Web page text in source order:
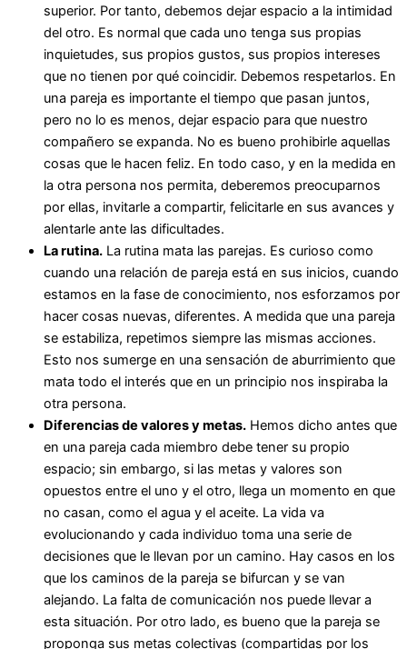
superior. Por tanto, debemos dejar espacio a la intimidad
del otro. Es normal que cada uno tenga sus propias
inquietudes, sus propios gustos, sus propios intereses
que no tienen por qué coincidir. Debemos respetarlos. En
una pareja es importante el tiempo que pasan juntos,
pero no lo es menos, dejar espacio para que nuestro
compañero se expanda. No es bueno prohibirle aquellas
cosas que le hacen feliz. En todo caso, y en la medida en
la otra persona nos permita, deberemos preocuparnos
por ellas, invitarle a compartir, felicitarle en sus avances y
alentarle ante las dificultades.
La rutina. La rutina mata las parejas. Es curioso como
cuando una relación de pareja está en sus inicios, cuando
estamos en la fase de conocimiento, nos esforzamos por
hacer cosas nuevas, diferentes. A medida que una pareja
se estabiliza, repetimos siempre las mismas acciones.
Esto nos sumerge en una sensación de aburrimiento que
mata todo el interés que en un principio nos inspiraba la
otra persona.
Diferencias de valores y metas. Hemos dicho antes que
en una pareja cada miembro debe tener su propio
espacio; sin embargo, si las metas y valores son
opuestos entre el uno y el otro, llega un momento en que
no casan, como el agua y el aceite. La vida va
evolucionando y cada individuo toma una serie de
decisiones que le llevan por un camino. Hay casos en los
que los caminos de la pareja se bifurcan y se van
alejando. La falta de comunicación nos puede llevar a
esta situación. Por otro lado, es bueno que la pareja se
proponga sus metas colectivas (compartidas por los